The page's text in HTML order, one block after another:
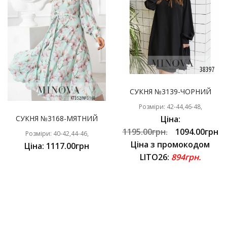
СУКНЯ №3168-МЯТНИЙ
Розміри: 40-42,44-46,
Ціна: 1117.00грн
СУКНЯ №3139-ЧОРНИЙ
Розміри: 42-44,46-48,
Ціна:
1195.00грн.
1094.00грн
Ціна з промокодом
LITO26: 894грн.